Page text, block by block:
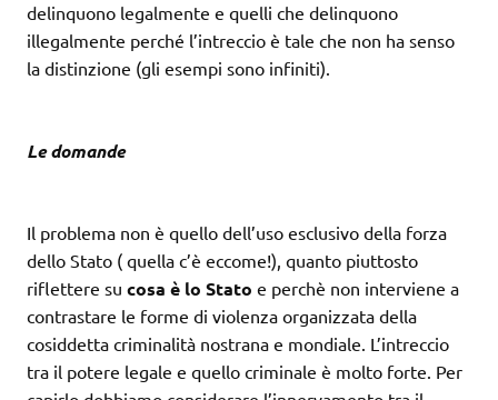
delinquono legalmente e quelli che delinquono
illegalmente perché l’intreccio è tale che non ha senso
la distinzione (gli esempi sono infiniti).
Le domande
Il problema non è quello dell’uso esclusivo della forza
dello Stato ( quella c’è eccome!), quanto piuttosto
riflettere su cosa è lo Stato e perchè non interviene a
contrastare le forme di violenza organizzata della
cosiddetta criminalità nostrana e mondiale. L’intreccio
tra il potere legale e quello criminale è molto forte. Per